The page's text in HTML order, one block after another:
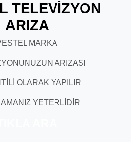
TELEVİZYON
ARIZA
MARKA
ARIZASI
OLARAK YAPILIR
YETERLİDİR